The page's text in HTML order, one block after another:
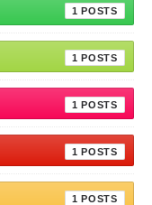
1
1
1
1
1